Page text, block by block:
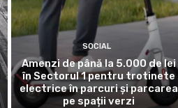
SOCIAL
Amenzi de până la 5.000 de lei
în Sectorul 1 pentru trotinete
electrice în parcuri și parcarea
pe spații verzi